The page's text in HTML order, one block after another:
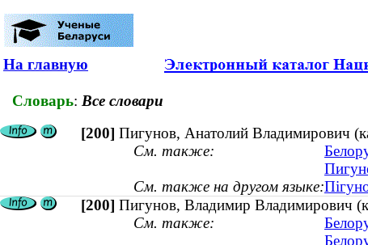
На главную
Словарь: Все словари
[200] Пигунов, Анатолий Владимирович
См. также:
См. также на другом языке:
[200] Пигунов, Владимир Владимирович
См. также: